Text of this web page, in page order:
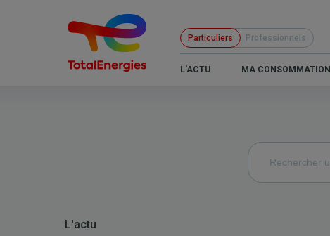
B2C
principale
L'ACTU MA CONSOMMATION
Particuliers Professionnels
L'actu